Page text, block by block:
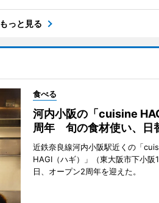
もっと見る
食べる
河内小阪の「cuisine
周年 旬の食材使い、日
近鉄奈良線河内小阪駅近くの「
HAGI（ハギ）」（東大阪市下小阪
日、オープン2周年を迎えた。